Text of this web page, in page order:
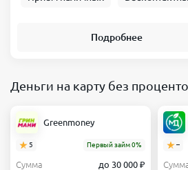
Подробнее
Деньги на карту без
Greenmoney
5 Первый займ 0%
Сумма
до 30 000 ₽
–